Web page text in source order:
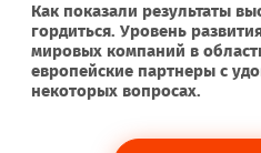
Как показали результаты
гордиться. Уровень
мировых компаний в
европейские партнеры с
некоторых вопросах.